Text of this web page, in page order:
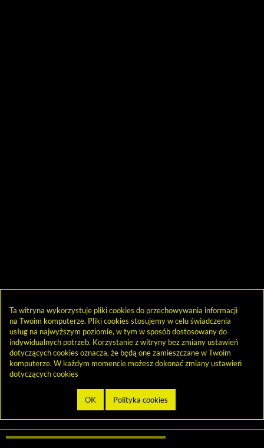
Ta witryna wykorzystuje pliki cookies do przechowywania informacji
na Twoim komputerze. Pliki cookies stosujemy w celu świadczenia
usług na najwyższym poziomie, w tym w sposób dostosowany do
indywidualnych potrzeb. Korzystanie z witryny bez zmiany ustawień
dotyczących cookies oznacza, że będą one zamieszczane w Twoim
komputerze. W każdym momencie możesz dokonać zmiany ustawień
dotyczących cookies